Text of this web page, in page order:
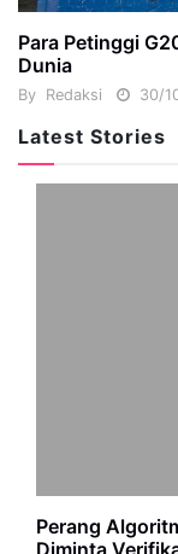
Para Petinggi
Dunia
By Redaksi 30/
Latest Stories
Perang
Diminta